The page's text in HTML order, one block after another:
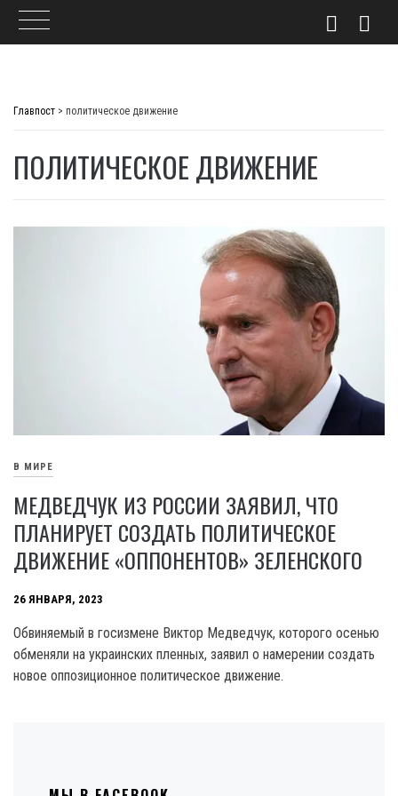
Главпост > политическое движение
ПОЛИТИЧЕСКОЕ ДВИЖЕНИЕ
В МИРЕ
МЕДВЕДЧУК ИЗ РОССИИ ЗАЯВИЛ, ЧТО
ПЛАНИРУЕТ СОЗДАТЬ ПОЛИТИЧЕСКОЕ
ДВИЖЕНИЕ «ОППОНЕНТОВ» ЗЕЛЕНСКОГО
26 ЯНВАРЯ, 2023
Обвиняемый в госизмене Виктор Медведчук, которого осенью
обменяли на украинских пленных, заявил о намерении создать
новое оппозиционное политическое движение.